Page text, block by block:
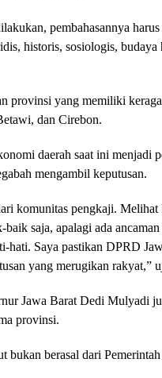
pembahasannya
historis, sosiologis, budaya
provinsi yang memiliki
dan Cirebon.
daerah saat ini menjadi
mengambil keputusan.
komunitas pengkaji.
saja, apalagi ada
hati. Saya pastikan DPRD
yang merugikan rakyat,”
Jawa Barat Dedi Mulyadi
provinsi.
bukan berasal dari